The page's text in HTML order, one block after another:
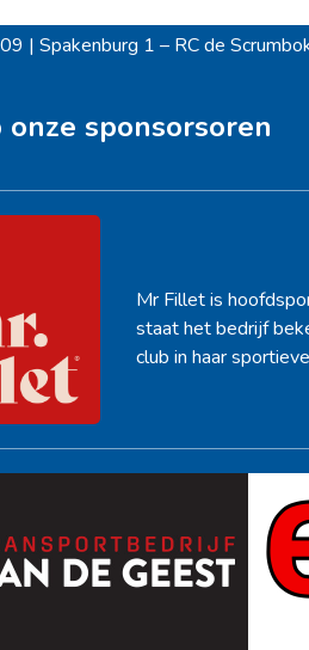
| Spakenburg 1 – RC de
onze sponsorsoren
Mr Fillet is
staat het bedrijf
club in haar